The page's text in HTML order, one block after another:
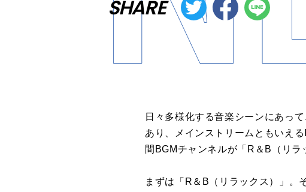
SHARE
日々多様化する音楽シーンにあっ
あり、メインストリームともいえ
間BGMチャンネルが「R＆B（リラ
まずは「R＆B（リラックス）」。